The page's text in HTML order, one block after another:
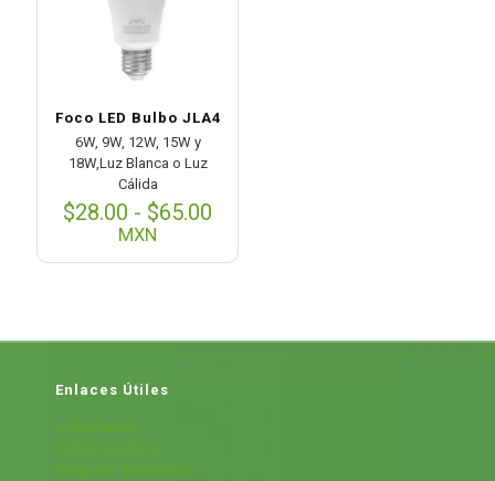
Foco LED Bulbo JLA4
6W, 9W, 12W, 15W y
18W,Luz Blanca o Luz
Cálida
$28.00 - $65.00
precios:
$65.00
MXN
Enlaces Útiles
Contáctanos
Sobre Nosotros
Preguntas Frecuentes